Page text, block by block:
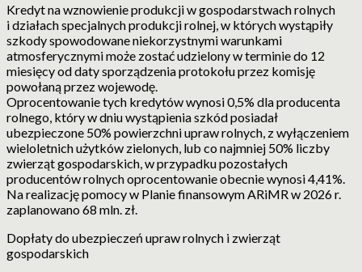
Kredyt na wznowienie produkcji w gospodarstwach rolnych
i działach specjalnych produkcji rolnej, w których wystąpiły
szkody spowodowane niekorzystnymi warunkami
atmosferycznymi może zostać udzielony w terminie do 12
miesięcy od daty sporządzenia protokołu przez komisję
powołaną przez wojewodę.
Oprocentowanie tych kredytów wynosi 0,5% dla producenta
rolnego, który w dniu wystąpienia szkód posiadał
ubezpieczone 50% powierzchni upraw rolnych, z wyłączeniem
wieloletnich użytków zielonych, lub co najmniej 50% liczby
zwierząt gospodarskich, w przypadku pozostałych
producentów rolnych oprocentowanie obecnie wynosi 4,41%.
Na realizację pomocy w Planie finansowym ARiMR w 2026 r.
zaplanowano 68 mln. zł.
Dopłaty do ubezpieczeń upraw rolnych i zwierząt
gospodarskich